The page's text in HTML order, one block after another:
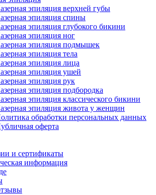
эпиляция верхней губы
эпиляция спины
эпиляция глубокого бикини
эпиляция ног
эпиляция подмышек
эпиляция тела
эпиляция лица
эпиляция ушей
эпиляция рук
эпиляция подбородка
эпиляция классического бикини
эпиляция живота у женщин
обработки персональных данных
оферта
и сертификаты
информация